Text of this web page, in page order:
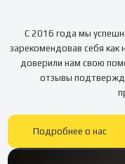
С 2016 года мы
зарекомендовав себя
доверили нам свою
отзывы
Подробнее о нас